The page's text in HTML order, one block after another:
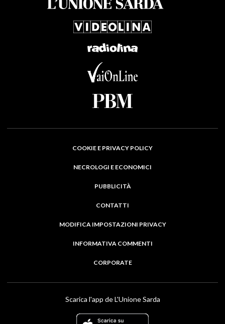
COOKIE E PRIVACY POLICY
NECROLOGI E ECONOMICI
PUBBLICITÀ
CONTATTI
MODIFICA IMPOSTAZIONI PRIVACY
INFORMATIVA COMMENTI
CORPORATE
Scarica l'app de L'Unione Sarda